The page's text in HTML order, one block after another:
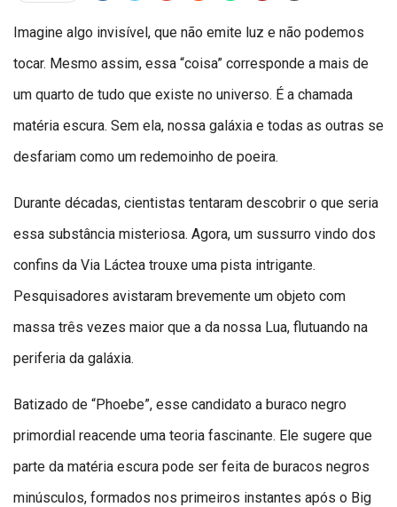
Imagine algo invisível, que não emite luz e não podemos
tocar. Mesmo assim, essa “coisa” corresponde a mais de
um quarto de tudo que existe no universo. É a chamada
matéria escura. Sem ela, nossa galáxia e todas as outras se
desfariam como um redemoinho de poeira.
Durante décadas, cientistas tentaram descobrir o que seria
essa substância misteriosa. Agora, um sussurro vindo dos
confins da Via Láctea trouxe uma pista intrigante.
Pesquisadores avistaram brevemente um objeto com
massa três vezes maior que a da nossa Lua, flutuando na
periferia da galáxia.
Batizado de “Phoebe”, esse candidato a buraco negro
primordial reacende uma teoria fascinante. Ele sugere que
parte da matéria escura pode ser feita de buracos negros
minúsculos, formados nos primeiros instantes após o Big